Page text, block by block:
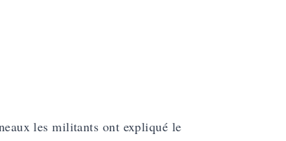
les militants ont expliqué le